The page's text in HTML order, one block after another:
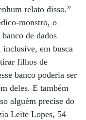
relato disso.”
monstro, o
de dados
inclusive, em busca
filhos de
banco poderia ser
deles. E também
alguém precise do
Leite Lopes, 54